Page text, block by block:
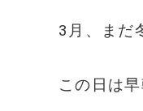
3月、まだ
この日は